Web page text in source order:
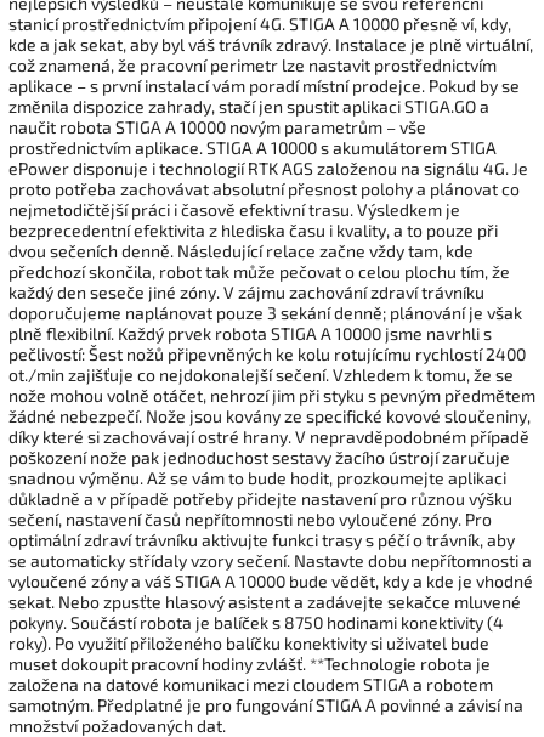
stanicí prostřednictvím připojení 4G. STIGA A 10000 přesně ví, kdy,
kde a jak sekat, aby byl váš trávník zdravý. Instalace je plně virtuální,
což znamená, že pracovní perimetr lze nastavit prostřednictvím
aplikace – s první instalací vám poradí místní prodejce. Pokud by se
změnila dispozice zahrady, stačí jen spustit aplikaci STIGA.GO a
naučit robota STIGA A 10000 novým parametrům – vše
prostřednictvím aplikace. STIGA A 10000 s akumulátorem STIGA
ePower disponuje i technologií RTK AGS založenou na signálu 4G. Je
proto potřeba zachovávat absolutní přesnost polohy a plánovat co
nejmetodičtější práci i časově efektivní trasu. Výsledkem je
bezprecedentní efektivita z hlediska času i kvality, a to pouze při
dvou sečeních denně. Následující relace začne vždy tam, kde
předchozí skončila, robot tak může pečovat o celou plochu tím, že
každý den seseče jiné zóny. V zájmu zachování zdraví trávníku
doporučujeme naplánovat pouze 3 sekání denně; plánování je však
plně flexibilní. Každý prvek robota STIGA A 10000 jsme navrhli s
pečlivostí: Šest nožů připevněných ke kolu rotujícímu rychlostí 2400
ot./min zajišťuje co nejdokonalejší sečení. Vzhledem k tomu, že se
nože mohou volně otáčet, nehrozí jim při styku s pevným předmětem
žádné nebezpečí. Nože jsou kovány ze specifické kovové sloučeniny,
díky které si zachovávají ostré hrany. V nepravděpodobném případě
poškození nože pak jednoduchost sestavy žacího ústrojí zaručuje
snadnou výměnu. Až se vám to bude hodit, prozkoumejte aplikaci
důkladně a v případě potřeby přidejte nastavení pro různou výšku
sečení, nastavení časů nepřítomnosti nebo vyloučené zóny. Pro
optimální zdraví trávníku aktivujte funkci trasy s péčí o trávník, aby
se automaticky střídaly vzory sečení. Nastavte dobu nepřítomnosti a
vyloučené zóny a váš STIGA A 10000 bude vědět, kdy a kde je vhodné
sekat. Nebo zpusťte hlasový asistent a zadávejte sekačce mluvené
pokyny. Součástí robota je balíček s 8750 hodinami konektivity (4
roky). Po využití přiloženého balíčku konektivity si uživatel bude
muset dokoupit pracovní hodiny zvlášť. **Technologie robota je
založena na datové komunikaci mezi cloudem STIGA a robotem
samotným. Předplatné je pro fungování STIGA A povinné a závisí na
množství požadovaných dat.